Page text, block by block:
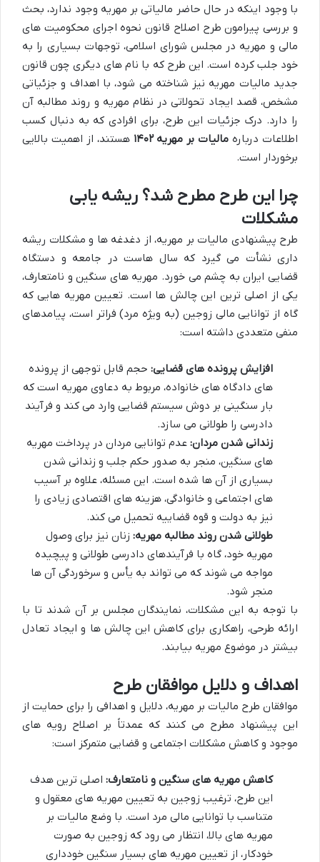
با وجود اینکه در حال حاضر مالیاتی بر مهریه وجود ندارد، بحث
و بررسی پیرامون طرح اصلاح قانون نحوه اجرای محکومیت های
مالی و مهریه در مجلس شورای اسلامی، توجهات بسیاری را به
خود جلب کرده است. این طرح که با نام های دیگری چون قانون
جدید مالیات مهریه نیز شناخته می شود، با اهداف و جزئیاتی
مشخص، قصد ایجاد تحولاتی در نظام مهریه و روند مطالبه آن
را دارد. درک جزئیات این طرح، برای افرادی که به دنبال کسب
اطلاعات درباره مالیات بر مهریه ۱۴۰۲
هستند، از اهمیت بالایی
برخوردار است.
چرا این طرح مطرح شد؟ ریشه یابی
مشکلات
طرح پیشنهادی مالیات بر مهریه، از دغدغه ها و مشکلات ریشه
داری نشأت می گیرد که سال هاست در جامعه و دستگاه
قضایی ایران به چشم می خورد. مهریه های سنگین و نامتعارف،
یکی از اصلی ترین این چالش ها است. تعیین مهریه هایی که
گاه از توانایی مالی زوجین (به ویژه مرد) فراتر است، پیامدهای
منفی متعددی داشته است:
افزایش پرونده های قضایی: حجم قابل توجهی از پرونده
های دادگاه های خانواده، مربوط به دعاوی مهریه است که
بار سنگینی بر دوش سیستم قضایی وارد می کند و فرآیند
دادرسی را طولانی می سازد.
زندانی شدن مردان: عدم توانایی مردان در پرداخت مهریه
های سنگین، منجر به صدور حکم جلب و زندانی شدن
بسیاری از آن ها شده است. این مسئله، علاوه بر آسیب
های اجتماعی و خانوادگی، هزینه های اقتصادی زیادی را
نیز به دولت و قوه قضاییه تحمیل می کند.
طولانی شدن روند مطالبه مهریه: زنان نیز برای وصول
مهریه خود، گاه با فرآیندهای دادرسی طولانی و پیچیده
مواجه می شوند که می تواند به یأس و سرخوردگی آن ها
منجر شود.
با توجه به این مشکلات، نمایندگان مجلس بر آن شدند تا با
ارائه طرحی، راهکاری برای کاهش این چالش ها و ایجاد تعادل
بیشتر در موضوع مهریه بیابند.
اهداف و دلایل موافقان طرح
موافقان طرح مالیات بر مهریه، دلایل و اهدافی را برای حمایت از
این پیشنهاد مطرح می کنند که عمدتاً بر اصلاح رویه های
موجود و کاهش مشکلات اجتماعی و قضایی متمرکز است:
کاهش مهریه های سنگین و نامتعارف: اصلی ترین هدف
این طرح، ترغیب زوجین به تعیین مهریه های معقول و
متناسب با توانایی مالی مرد است. با وضع مالیات بر
مهریه های بالا، انتظار می رود که زوجین به صورت
خودکار، از تعیین مهریه های بسیار سنگین خودداری